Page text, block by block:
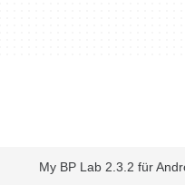
My BP Lab 2.3.2 für